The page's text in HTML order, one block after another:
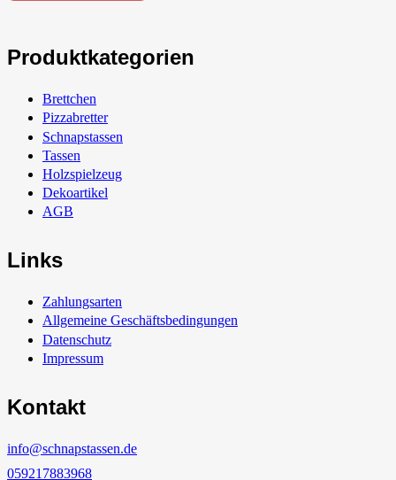
Produktkategorien
Brettchen
Pizzabretter
Schnapstassen
Tassen
Holzspielzeug
Dekoartikel
AGB
Links
Zahlungsarten
Allgemeine Geschäftsbedingungen
Datenschutz
Impressum
Kontakt
info@schnapstassen.de
059217883968